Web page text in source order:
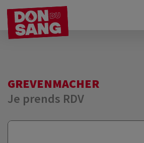
GREVENMACHER
Je prends RDV